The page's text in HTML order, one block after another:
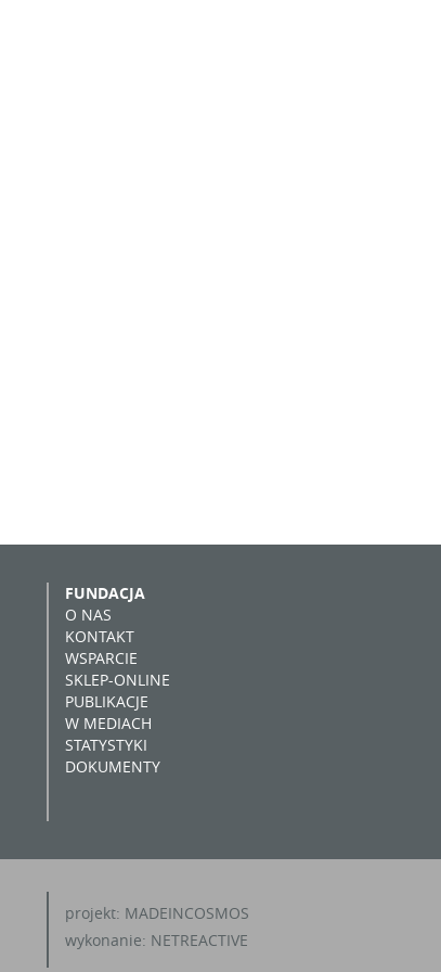
FUNDACJA
O NAS
KONTAKT
WSPARCIE
SKLEP-ONLINE
PUBLIKACJE
W MEDIACH
STATYSTYKI
DOKUMENTY
projekt: MADEINCOSMOS
wykonanie: NETREACTIVE